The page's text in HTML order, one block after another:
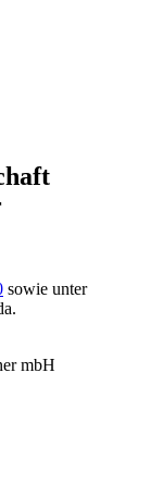
sowie unter
mbH